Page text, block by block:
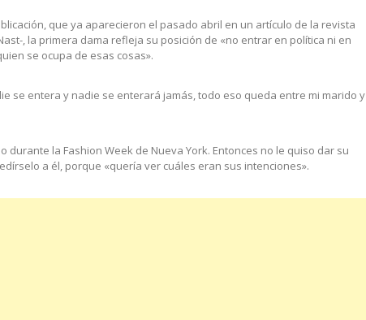
que ya aparecieron el pasado abril en un artículo de la revista
, la primera dama refleja su posición de «no entrar en política ni en
se ocupa de esas cosas».
se entera y nadie se enterará jamás, todo eso queda entre mi marido y
durante la Fashion Week de Nueva York. Entonces no le quiso dar su
a él, porque «quería ver cuáles eran sus intenciones».